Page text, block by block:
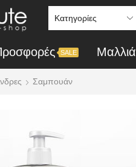
SALE Mαλλιά
Σαμπουάν